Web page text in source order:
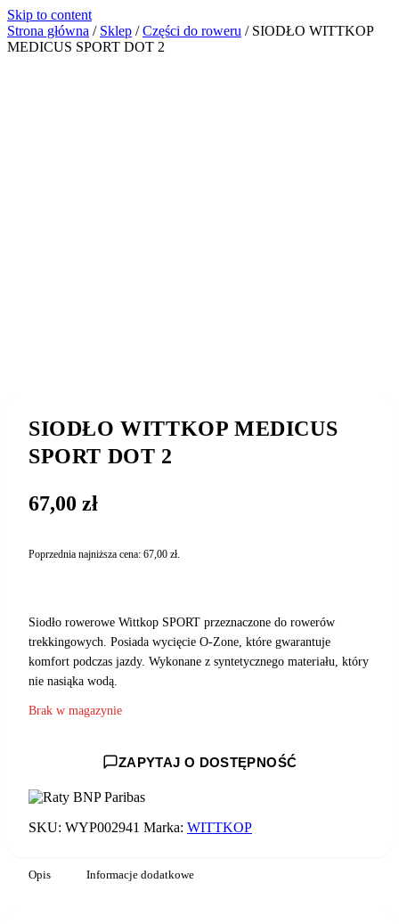
Skip to content
Strona główna / Sklep / Części do roweru / SIODŁO WITTKOP
MEDICUS SPORT DOT 2
SIODŁO WITTKOP MEDICUS
SPORT DOT 2
67,00 zł
Poprzednia najniższa cena: 67,00 zł.
Siodło rowerowe Wittkop SPORT przeznaczone do rowerów
trekkingowych. Posiada wycięcie O-Zone, które gwarantuje
komfort podczas jazdy. Wykonane z syntetycznego materiału, który
nie nasiąka wodą.
Brak w magazynie
ZAPYTAJ O DOSTĘPNOŚĆ
SKU: WYP002941 Marka: WITTKOP
Opis Informacje dodatkowe